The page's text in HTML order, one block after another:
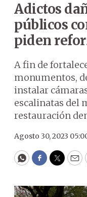
Adictos
públicos
piden
A fin de
monumentos,
instalar
escalinatas del
restauración
Agosto 30, 2023
WhatsApp
Facebook